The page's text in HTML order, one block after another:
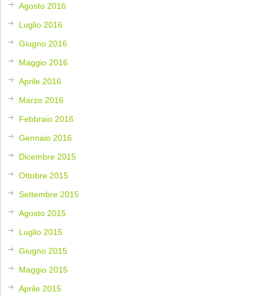
Agosto 2016
Luglio 2016
Giugno 2016
Maggio 2016
Aprile 2016
Marzo 2016
Febbraio 2016
Gennaio 2016
Dicembre 2015
Ottobre 2015
Settembre 2015
Agosto 2015
Luglio 2015
Giugno 2015
Maggio 2015
Aprile 2015